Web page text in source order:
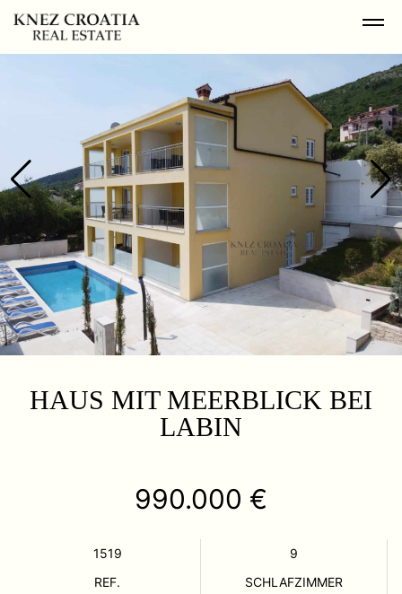
HAUS MIT MEERBLICK BEI
LABIN
990.000 €
1519
REF.
9
SCHLAFZIMMER